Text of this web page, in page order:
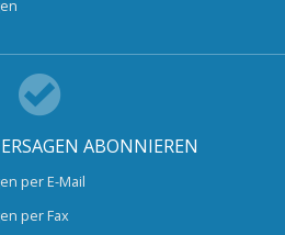
ABONNIEREN
per E-Mail
per Fax